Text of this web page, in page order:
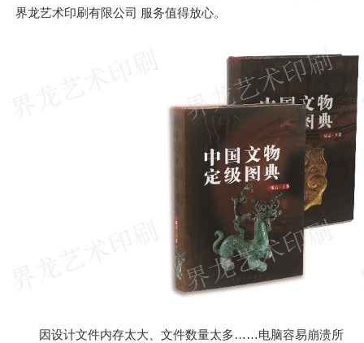
界龙艺术印刷有限公司 服务值得放心。
因设计文件内存太大、文件数量太多……电脑容易崩溃所